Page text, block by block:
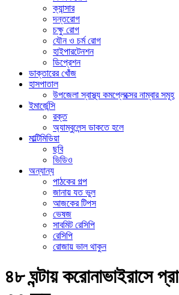
ক্যান্সার
দন্তরোগ
চক্ষু রোগ
যৌন ও চর্ম রোগ
হাইপারটেনশন
ডিপ্রেশন
ডাক্তারের খোঁজ
হাসপাতাল
উপজেলা স্বাস্থ্য কমপ্লেক্সের নাম্বার সমূহ
ইমার্জেন্সি
রক্ত
অ্যাম্বুলেন্স ডাকতে হলে
মাল্টিমিডিয়া
ছবি
ভিডিও
অন্যান্য
পাঠকের গল্প
জানায় যত ভুল
আজকের টিপস
ভেষজ
সাবমিট রেসিপি
রেসিপি
রোজায় ভাল থাকুন
৪৮ ঘন্টায় করোনাভাইরাসে